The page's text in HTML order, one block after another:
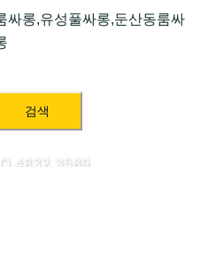
싸롱,유성풀싸롱,둔산동룸싸
하지원팀장